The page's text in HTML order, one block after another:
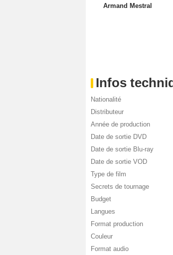
Armand Mestral
Infos
Nationalité
Distributeur
Année de production
Date de sortie DVD
Date de sortie Blu-ray
Date de sortie VOD
Type de film
Secrets de tournage
Budget
Langues
Format production
Couleur
Format audio